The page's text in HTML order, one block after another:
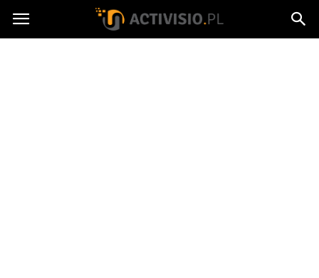
Activisio.pl